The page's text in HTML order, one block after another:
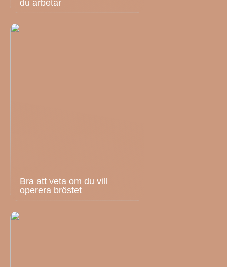
du arbetar
Bra att veta om du vill
operera bröstet